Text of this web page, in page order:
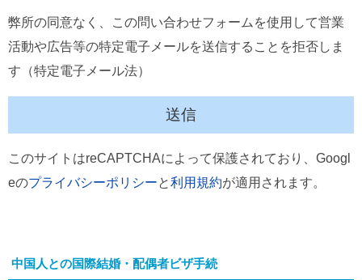
弊所の同意なく、この問い合わせフォームを使用して営業
活動や広告等の特定電子メールを送信することを拒否しま
す（特定電子メール法）
このサイトはreCAPTCHAによって保護されており、Googl
eのプライバシーポリシーと利用規約が適用されます。
中国人との国際結婚・配偶者ビザ手続